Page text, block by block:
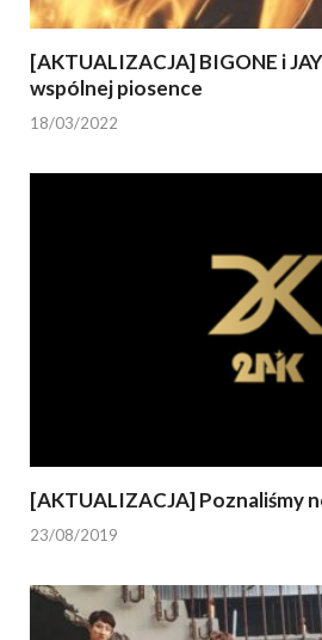
[AKTUALIZACJA] BIGONE i
wspólnej piosence
18/03/2022
[AKTUALIZACJA] Poznaliśmy
23/08/2019